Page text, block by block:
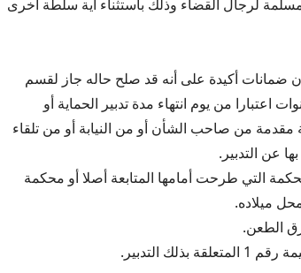
إليها إلا في القسائم رقم 2 المسلمة لرجال القضاء وذلك باستثناء أية سلطة أخرى
الشأن ضمانات أكيدة على أنه قد صلح حاله جاز لقسم
اعتبارا من يوم انتهاء مدة تدبير الحماية أو
مقدمة من صاحب الشأن أو من النيابة أو من تلقاء
التي طرحت أمامها المتابعة أصلا أو محكمة
ميلاده.
الطعن.
التدبير.